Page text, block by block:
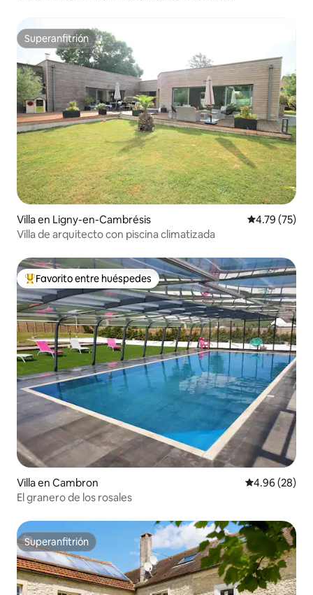
Superanfitrión
Superanfitrión
Villa en Ligny-en-Cambrésis Calificación
4.79 (75)
Villa de arquitecto con piscina climatizada
De los mejores en Favorito entre huéspedes
Favorito entre huéspedes
Villa en Cambron Calificación
4.96 (28)
El granero de los rosales
Superanfitrión
Superanfitrión